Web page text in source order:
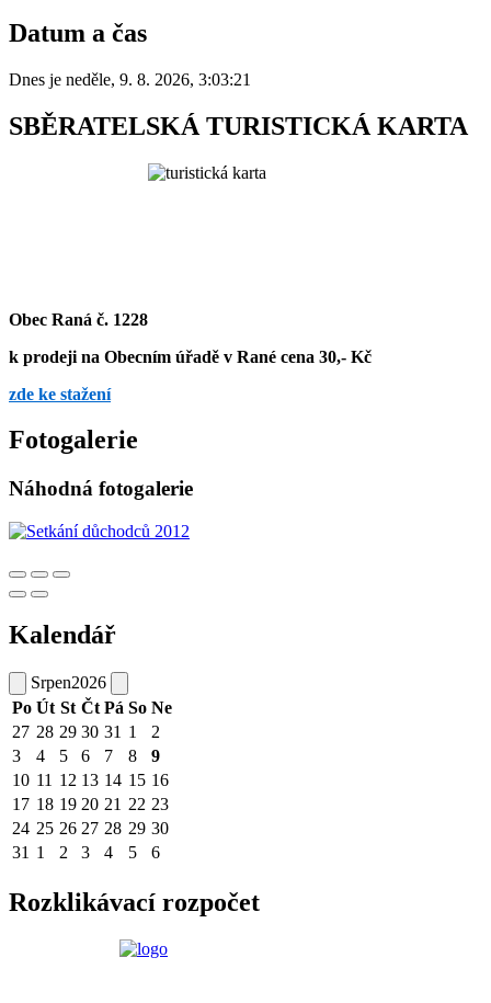
Datum a čas
Dnes je neděle, 9. 8. 2026, 3:03:21
SBĚRATELSKÁ TURISTICKÁ KARTA
Obec Raná č. 1228
k prodeji na Obecním úřadě v Rané cena 30,- Kč
zde ke stažení
Fotogalerie
Náhodná fotogalerie
Kalendář
Srpen2026
Po Út St Čt Pá So Ne
27 28 29 30 31 1
2
3
4 5 6 7 8
9
10 11 12 13 14 15 16
17 18 19 20 21 22 23
24 25 26 27 28 29 30
31 1 2 3 4 5 6
Rozklikávací rozpočet